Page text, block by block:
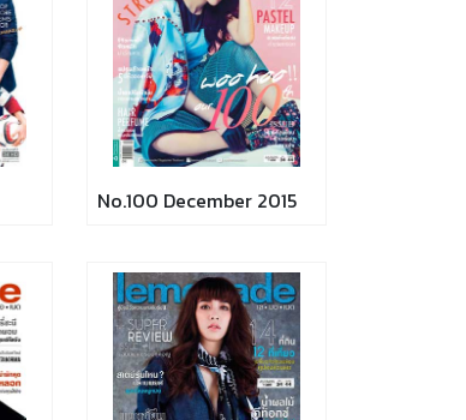
No.100 December 2015